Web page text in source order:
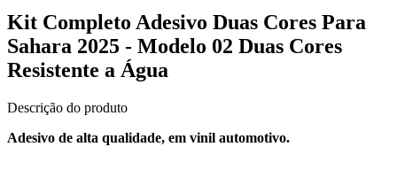
Kit Completo Adesivo Duas Cores Para
Sahara 2025 - Modelo 02 Duas Cores
Resistente a Água
Descrição do produto
Adesivo de alta qualidade, em vinil automotivo.